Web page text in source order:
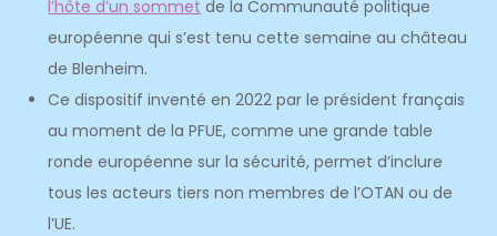
l’hôte d’un sommet de la Communauté politique
européenne qui s’est tenu cette semaine au château
de Blenheim.
Ce dispositif inventé en 2022 par le président français
au moment de la PFUE, comme une grande table
ronde européenne sur la sécurité, permet d’inclure
tous les acteurs tiers non membres de l’OTAN ou de
l’UE.